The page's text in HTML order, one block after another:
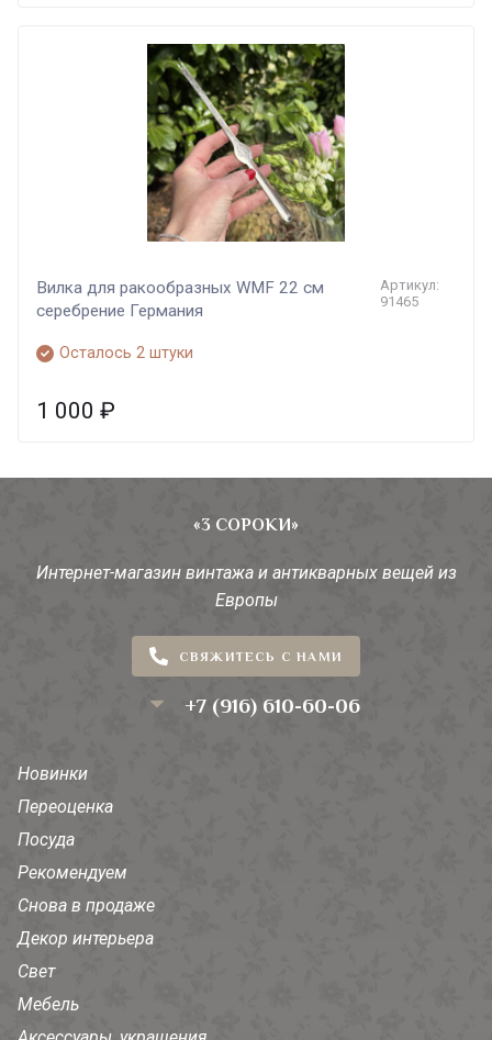
Вилка для ракообразных WMF 22 см
серебрение Германия
Артикул:
91465
Осталось 2 штуки
1 000 ₽
«3 СОРОКИ»
Интернет-магазин винтажа и антикварных вещей из
Европы
СВЯЖИТЕСЬ С НАМИ
+7 (916) 610-60-06
Новинки
Переоценка
Посуда
Рекомендуем
Снова в продаже
Декор интерьера
Свет
Мебель